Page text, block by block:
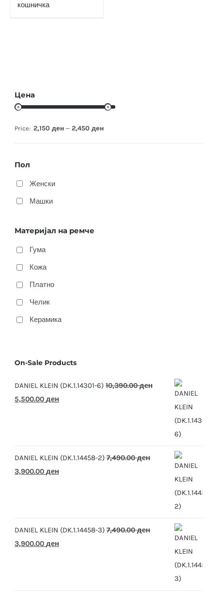
кошничка
Цена
Price: 2,150 ден — 2,450 ден
Пол
Женски
Машки
Материјал на ремче
Гума
Кожа
Платно
Челик
Керамика
On-Sale Products
DANIEL KLEIN (DK.1.14301-6) 10,390.00ден
Original
5,500.00 ден
DANIEL KLEIN (DK.1.14458-2) 7,490.00ден
Original
3,900.00 ден
DANIEL KLEIN (DK.1.14458-3) 7,490.00ден
Original
3,900.00 ден